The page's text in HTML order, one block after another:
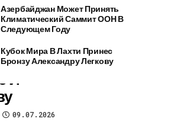
Для
Года –
09.07.2026
Азербайджан Может Принять
Климатический Саммит ООН В
Следующем Году
Кубок Мира В Лахти Принес
Бронзу Александру Легкову